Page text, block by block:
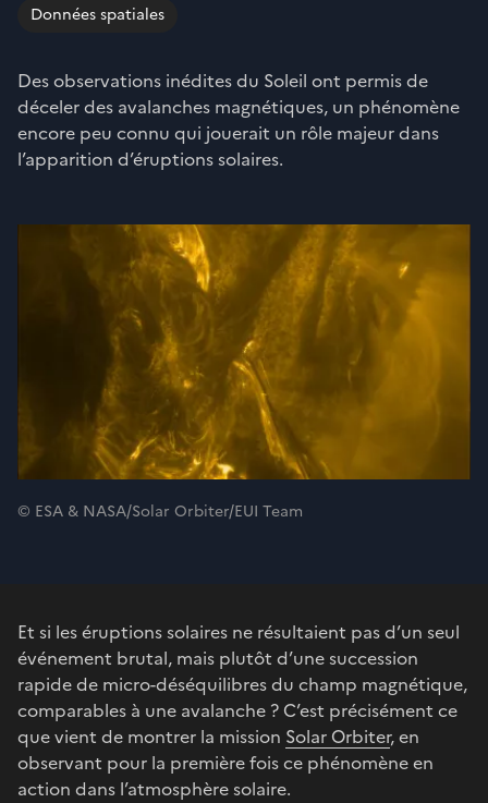
Données spatiales
Des observations inédites du Soleil ont permis de
déceler des avalanches magnétiques, un phénomène
encore peu connu qui jouerait un rôle majeur dans
l’apparition d’éruptions solaires.
© ESA & NASA/Solar Orbiter/EUI Team
Et si les éruptions solaires ne résultaient pas d’un seul
événement brutal, mais plutôt d’une succession
rapide de micro-déséquilibres du champ magnétique,
comparables à une avalanche ? C’est précisément ce
que vient de montrer la mission Solar Orbiter, en
observant pour la première fois ce phénomène en
action dans l’atmosphère solaire.